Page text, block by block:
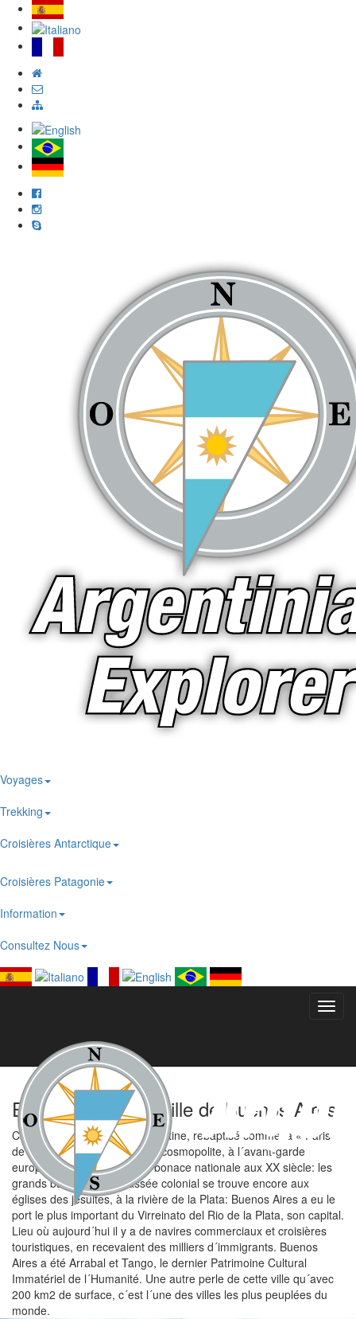
Voyages
Trekking
Croisières Antarctique
Croisières Patagonie
Information
Consultez Nous
Excursions par la ville de Buenos Aires
Capital de la République Argentine, rebaptisé comme la « Paris
de l´Amérique du Sud ». Ville cosmopolite, à l´avant-garde
européenne aux années de bonace nationale aux XX siècle: les
grands bâtiments. Le passée colonial se trouve encore aux
églises des jésuites, à la rivière de la Plata: Buenos Aires a eu le
port le plus important du Virreinato del Rio de la Plata, son capital.
Lieu où aujourd´hui il y a de navires commerciaux et croisières
touristiques, en recevaient des milliers d´immigrants. Buenos
Aires a été Arrabal et Tango, le dernier Patrimoine Cultural
Immatériel de l´Humanité. Une autre perle de cette ville qu´avec
200 km2 de surface, c´est l´une des villes les plus peuplées du
monde.